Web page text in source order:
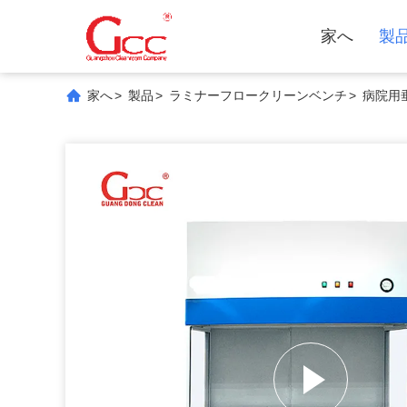
家へ 製
家へ> 製品> ラミナーフロークリーンベンチ> 病院用